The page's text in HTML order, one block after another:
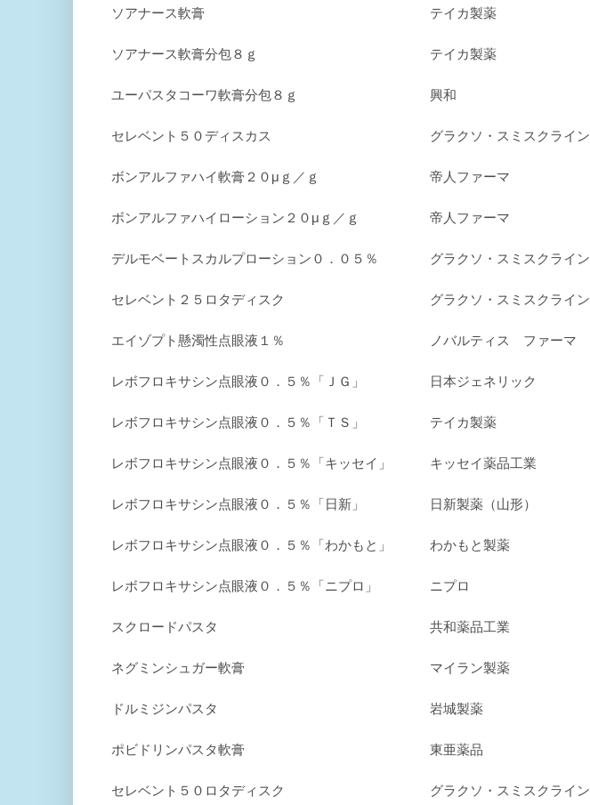
ソアナース軟膏 テイカ製薬
ソアナース軟膏分包８ｇ テイカ製薬
ユーパスタコーワ軟膏分包８ｇ 興和
セレベント５０ディスカス グラクソ・スミスクライン
ボンアルファハイ軟膏２０μｇ／ｇ 帝人ファーマ
ボンアルファハイローション２０μｇ／ｇ 帝人ファーマ
デルモベートスカルプローション０．０５％ グラクソ・スミスクライン
セレベント２５ロタディスク グラクソ・スミスクライン
エイゾプト懸濁性点眼液１％ ノバルティス ファーマ
レボフロキサシン点眼液０．５％「ＪＧ」 日本ジェネリック
レボフロキサシン点眼液０．５％「ＴＳ」 テイカ製薬
レボフロキサシン点眼液０．５％「キッセイ」 キッセイ薬品工業
レボフロキサシン点眼液０．５％「日新」 日新製薬（山形）
レボフロキサシン点眼液０．５％「わかもと」 わかもと製薬
レボフロキサシン点眼液０．５％「ニプロ」 ニプロ
スクロードパスタ 共和薬品工業
ネグミンシュガー軟膏 マイラン製薬
ドルミジンパスタ 岩城製薬
ポビドリンパスタ軟膏 東亜薬品
セレベント５０ロタディスク グラクソ・スミスクライン